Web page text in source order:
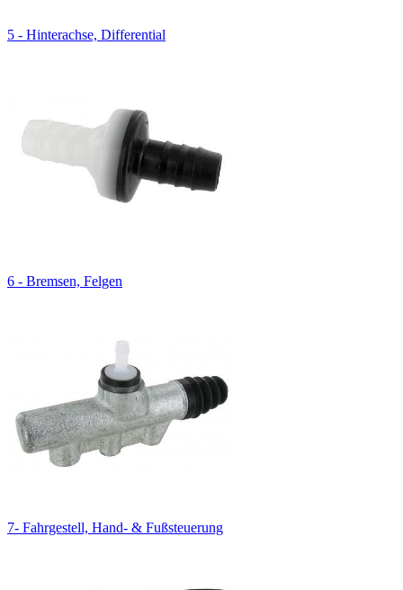
5 - Hinterachse, Differential
6 - Bremsen, Felgen
7- Fahrgestell, Hand- & Fußsteuerung